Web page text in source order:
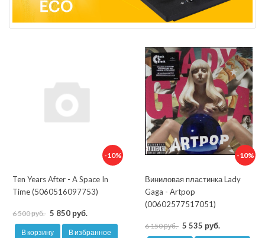
-10%
Ten Years After - A Space In
Time (5060516097753)
6 500 руб. 5 850 руб.
В корзину В избранное
-10%
Виниловая пластинка Lady
Gaga - Artpop
(00602577517051)
6 150 руб. 5 535 руб.